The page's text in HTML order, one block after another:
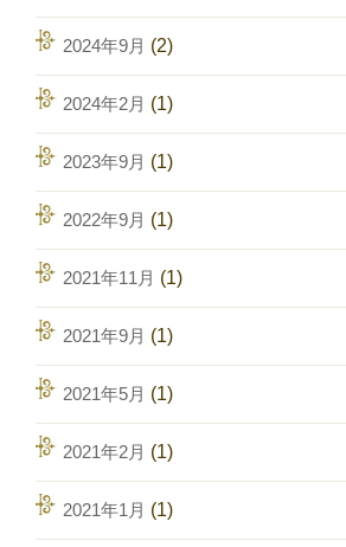
2024年9月 (2)
2024年2月 (1)
2023年9月 (1)
2022年9月 (1)
2021年11月 (1)
2021年9月 (1)
2021年5月 (1)
2021年2月 (1)
2021年1月 (1)